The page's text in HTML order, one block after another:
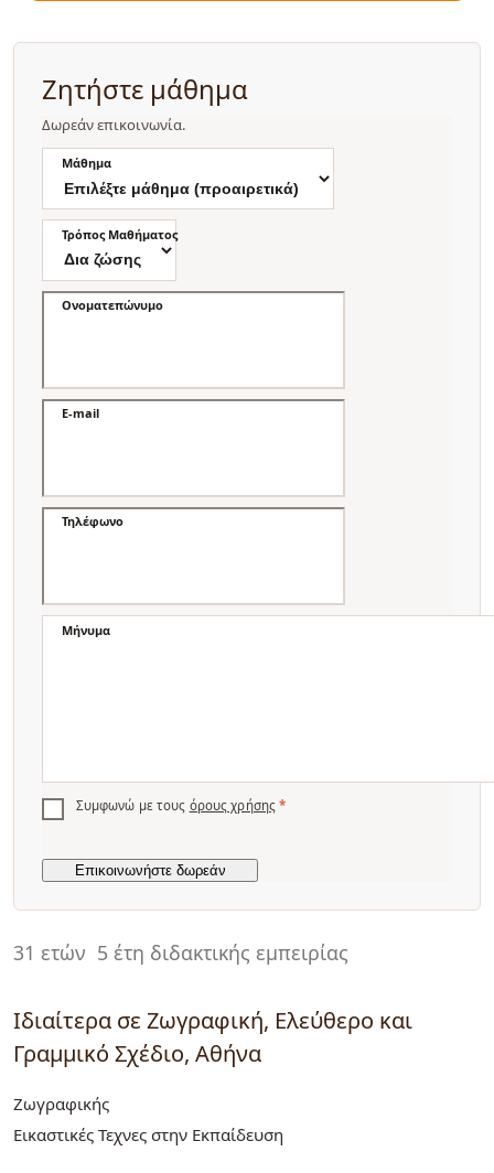
31 ετών 5 έτη διδακτικής εμπειρίας
Ιδιαίτερα σε Ζωγραφική, Ελεύθερο και
Γραμμικό Σχέδιο, Αθήνα
Ζωγραφικής
Εικαστικές Τεχνες στην Εκπαίδευση
Ζητήστε μάθημα
Δωρεάν επικοινωνία.
Μάθημα
Τρόπος Μαθήματος
Ονοματεπώνυμο
E-mail
Τηλέφωνο
Μήνυμα
Συμφωνώ με τους όρους χρήσης *